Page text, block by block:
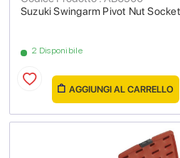
Suzuki Swingarm Pivot Nut Socket
2 Disponibile
AGGIUNGI AL CARRELLO